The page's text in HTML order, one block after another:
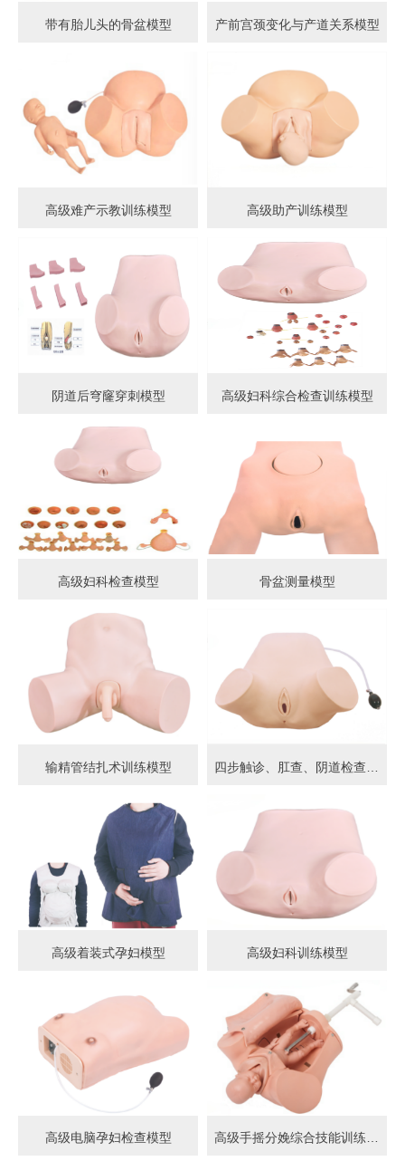
带有胎儿头的骨盆模型 产前宫颈变化与产道关系模型
高级难产示教训练模型 高级助产训练模型
阴道后穹窿穿刺模型 高级妇科综合检查训练模型
高级妇科检查模型 骨盆测量模型
输精管结扎术训练模型
高级着装式孕妇模型 高级妇科训练模型
高级电脑孕妇检查模型 高级手摇分娩综合技能训练模型